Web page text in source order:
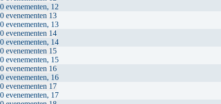
0 evenementen, 12
0 evenementen 13
0 evenementen, 13
0 evenementen 14
0 evenementen, 14
0 evenementen 15
0 evenementen, 15
0 evenementen 16
0 evenementen, 16
0 evenementen 17
0 evenementen, 17